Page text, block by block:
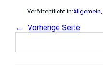
Veröffentlicht in:Allgemein
← Vorherige Seite
S
C